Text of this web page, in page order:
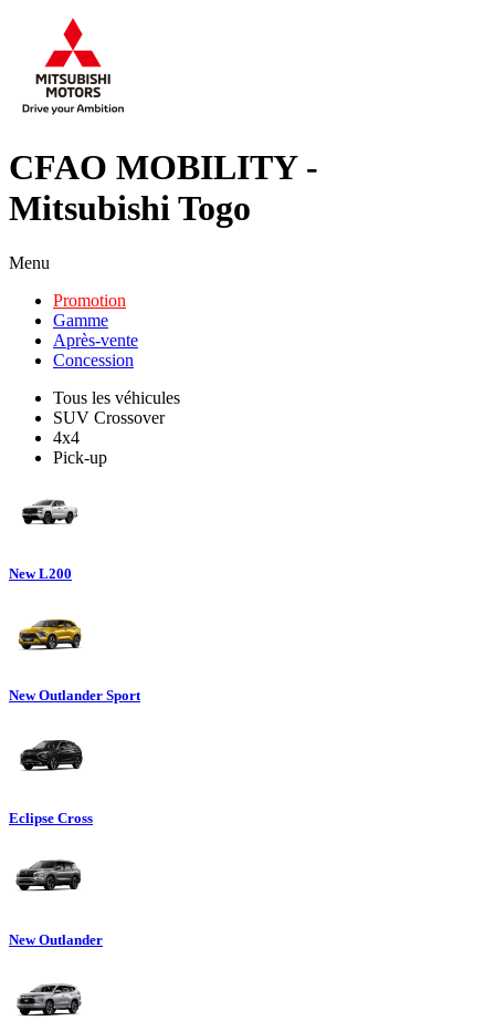
CFAO MOBILITY -
Mitsubishi Togo
Menu
Promotion
Gamme
Après-vente
Concession
Tous les véhicules
SUV Crossover
4x4
Pick-up
New L200
New Outlander Sport
Eclipse Cross
New Outlander